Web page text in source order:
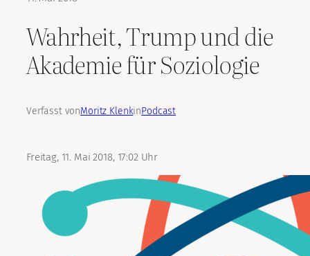
Wahrheit, Trump und die
Akademie für Soziologie
Verfasst vonMoritz KlenkinPodcast
Freitag, 11. Mai 2018, 17:02 Uhr